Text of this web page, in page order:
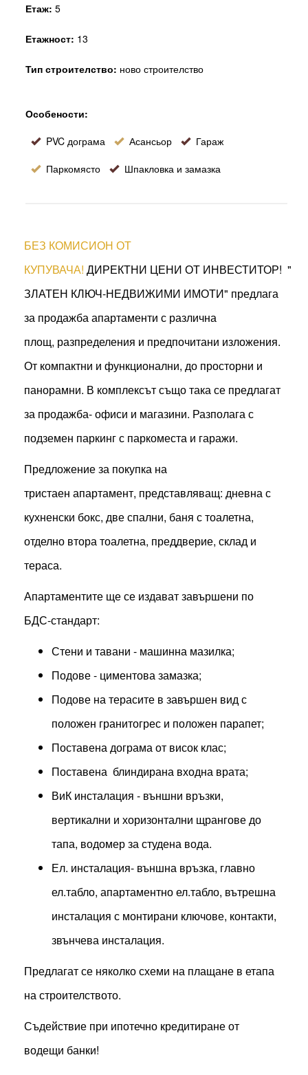
Етаж: 5
Етажност: 13
Тип строителство: ново строителство
Особености:
PVC дограма
Асансьор
Гараж
Паркомясто
Шпакловка и замазка
БЕЗ КОМИСИОН ОТ
КУПУВАЧА! ДИРЕКТНИ ЦЕНИ ОТ ИНВЕСТИТОР! "
ЗЛАТЕН КЛЮЧ-НЕДВИЖИМИ ИМОТИ" предлага
за продажба апартаменти с различна
площ, разпределения и предпочитани изложения.
От компактни и функционални, до просторни и
панорамни. В комплексът също така се предлагат
за продажба- офиси и магазини. Разполага с
подземен паркинг с паркоместа и гаражи.
Предложение за покупка на
тристаен апартамент, представляващ: дневна с
кухненски бокс, две спални, баня с тоалетна,
отделно втора тоалетна, преддверие, склад и
тераса.
Апартаментите ще се издават завършени по
БДС-стандарт:
Стени и тавани - машинна мазилка;
Подове - циментова замазка;
Подове на терасите в завършен вид с
положен гранитогрес и положен парапет;
Поставена дограма от висок клас;
Поставена блиндирана входна врата;
ВиК инсталация - външни връзки,
вертикални и хоризонтални щрангове до
тапа, водомер за студена вода.
Ел. инсталация- външна връзка, главно
ел.табло, апартаментно ел.табло, вътрешна
инсталация с монтирани ключове, контакти,
звънчева инсталация.
Предлагат се няколко схеми на плащане в етапа
на строителството.
Съдействие при ипотечно кредитиране от
водещи банки!